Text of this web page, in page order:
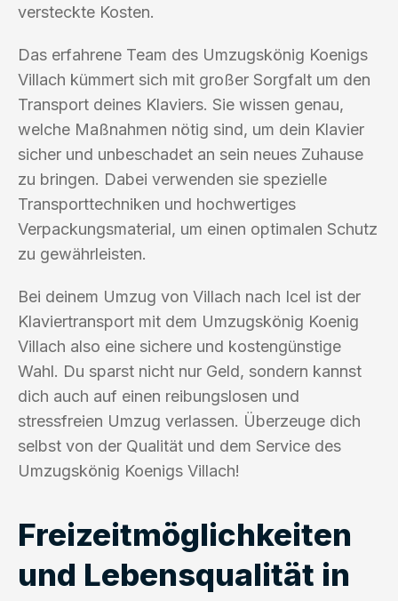
versteckte Kosten.
Das erfahrene Team des Umzugskönig Koenigs
Villach kümmert sich mit großer Sorgfalt um den
Transport deines Klaviers. Sie wissen genau,
welche Maßnahmen nötig sind, um dein Klavier
sicher und unbeschadet an sein neues Zuhause
zu bringen. Dabei verwenden sie spezielle
Transporttechniken und hochwertiges
Verpackungsmaterial, um einen optimalen Schutz
zu gewährleisten.
Bei deinem Umzug von Villach nach Icel ist der
Klaviertransport mit dem Umzugskönig Koenig
Villach also eine sichere und kostengünstige
Wahl. Du sparst nicht nur Geld, sondern kannst
dich auch auf einen reibungslosen und
stressfreien Umzug verlassen. Überzeuge dich
selbst von der Qualität und dem Service des
Umzugskönig Koenigs Villach!
Freizeitmöglichkeiten
und Lebensqualität in